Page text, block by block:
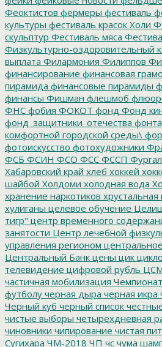
Феоктистов фермеры фестиваль
культуры фестиваль красок Холи
скульптур Фестиваль мяса
Физкультурно-оздоровительный
выплата Филармония Филиппов
финансирование финансовая
пирамида финансовые пирамиды
финансы Фишман флешмоб
ФНС фобия ФОКОТ фонд Фонд
фонд_защитники_отечества
комфортной городской среды\
фотоискусство фотохудожники
ФСБ ФСИН ФСО ФСС ФССП Фургал
Хабаровский край хлеб хоккей
шайбой Холдоми холодная вода
хранение наркотиков
хулиганы целевое обучение
тигр" центр временного
занятости Центр лечебной
управления регионом
Центральный Банк цены цик
телевидение цифровой рубль
частичная мобилизация
футболу черная дыра черная икра
Черный куб черный список
чистые выборы четырехдневная
чиновники чипирование чистая
Сугихара ЧМ-2018 ЧП чс чума